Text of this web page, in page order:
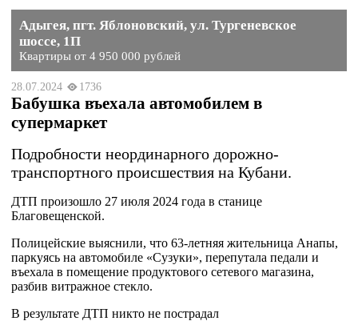
Адыгея, пгт. Яблоновский, ул. Тургеневское
шоссе, 1П
Квартиры от 4 950 000 рублей
28.07.2024 1736
Бабушка въехала автомобилем в
супермаркет
Подробности неординарного дорожно-
транспортного происшествия на Кубани.
ДТП произошло 27 июля 2024 года в станице
Благовещенской.
Полицейские выяснили, что 63-летняя жительница Анапы,
паркуясь на автомобиле «Сузуки», перепутала педали и
въехала в помещение продуктового сетевого магазина,
разбив витражное стекло.
В результате ДТП никто не пострадал